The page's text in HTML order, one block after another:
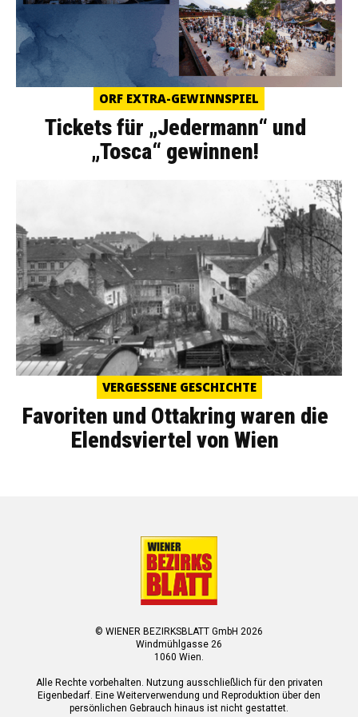
ORF EXTRA-GEWINNSPIEL
Tickets für „Jedermann“ und
„Tosca“ gewinnen!
VERGESSENE GESCHICHTE
Favoriten und Ottakring waren die
Elendsviertel von Wien
© WIENER BEZIRKSBLATT GmbH 2026
Windmühlgasse 26
1060 Wien.
Alle Rechte vorbehalten. Nutzung ausschließlich für den privaten
Eigenbedarf. Eine Weiterverwendung und Reproduktion über den
persönlichen Gebrauch hinaus ist nicht gestattet.